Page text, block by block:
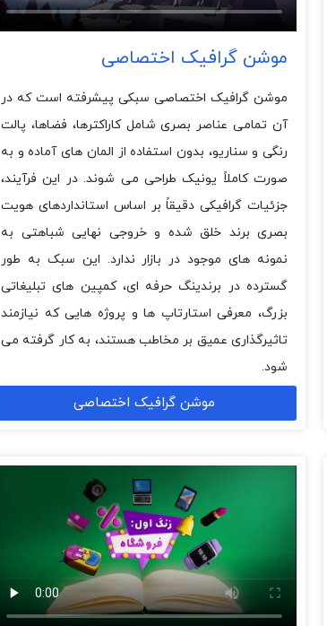
موشن گرافیک اختصاصی
موشن گرافیک اختصاصی سبکی پیشرفته است که در
آن تمامی عناصر بصری شامل کاراکترها، فضاها، پالت
رنگی و سناریو، بدون استفاده از المان های آماده و به
صورت کاملاً یونیک طراحی می شوند. در این فرآیند،
جزئیات گرافیکی دقیقاً بر اساس استانداردهای هویت
بصری برند خلق شده و خروجی نهایی شباهتی به
نمونه های موجود در بازار ندارد. این سبک به طور
گسترده در برندینگ حرفه ای، کمپین های تبلیغاتی
بزرگ، معرفی استارتاپ ها و پروژه هایی که نیازمند
تاثیرگذاری عمیق بر مخاطب هستند، به کار گرفته می
شود.
موشن گرافیک اختصاصی